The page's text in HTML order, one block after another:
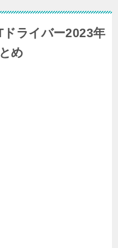
ライバー2023年
め